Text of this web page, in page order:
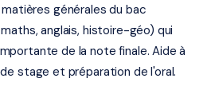
générales du bac
anglais, histoire-géo) qui
de la note finale. Aide à
stage et préparation de l'oral.